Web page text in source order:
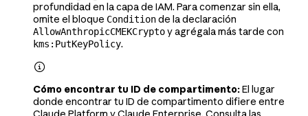
profundidad en la capa de IAM. Para comenzar sin ella,
omite el bloque Conditionde la declaración
AllowAnthropicCMEKCryptoy agrégala más tarde con
kms:PutKeyPolicy.

Cómo encontrar tu ID de compartimento:El lugar
donde encontrar tu ID de compartimento difiere entre